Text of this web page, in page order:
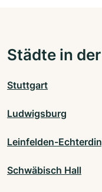
Städte in
Stuttgart
Ludwigsburg
Leinfelden-
Schwäbisch Hall